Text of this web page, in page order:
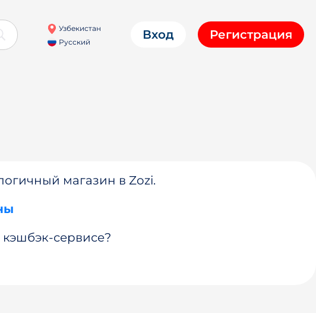
Узбекистан
Русский
Вход Регистрация
магазин в Zozi.
сервисе?